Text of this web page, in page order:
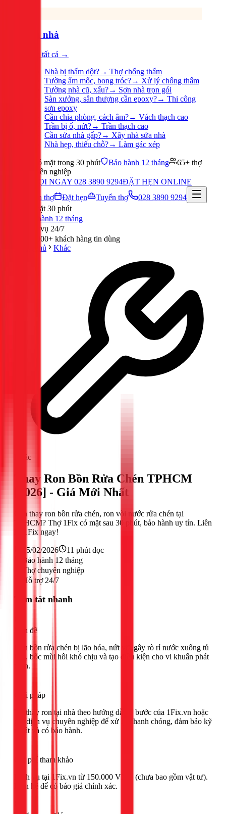
Sửa nhà
Xem tất cả →
Nhà bị thấm dột?→ Thợ chống thấm
Tường ẩm mốc, bong tróc?→ Xử lý chống thấm
Tường nhà cũ, xấu?→ Sơn nhà trọn gói
Sàn xưởng, sân thượng cần epoxy?→ Thi công
sơn epoxy
Cần chia phòng, cách âm?→ Vách thạch cao
Trần bị ố, nứt?→ Trần thạch cao
Cần sửa nhà gấp?→ Xây nhà sửa nhà
Nhà hẹp, thiếu chỗ?→ Làm gác xép
Có mặt trong 30 phút Bảo hành 12 tháng
65+ thợ
chuyên nghiệp
GỌI NGAY 028 3890 9294ĐẶT HẸN ONLINE
Tuyển thợ
Đặt hẹn Tuyển thợ
028 3890 9294
Có mặt 30 phút
Bảo hành 12 tháng
Phục vụ 24/7
300,000+ khách hàng tin dùng
Trang chủ
Khác
Khác
Thay Ron Bồn Rửa Chén TPHCM
[2026] - Giá Mới Nhất
Cần thay ron bồn rửa chén, ron vòi nước rửa chén tại
TPHCM? Thợ 1Fix có mặt sau 30 phút, bảo hành uy tín. Liên
hệ 1Fix ngay!
25/02/2026 11 phút đọc
Bảo hành 12 tháng
Thợ chuyên nghiệp
Hỗ trợ 24/7
Tóm tắt nhanh
Vấn đề
Ron bồn rửa chén bị lão hóa, nứt vỡ, gây rò rỉ nước xuống tủ
bếp, bốc mùi hôi khó chịu và tạo điều kiện cho vi khuẩn phát
triển.
Giải pháp
Tự thay ron tại nhà theo hướng dẫn 5 bước của 1Fix.vn hoặc
gọi dịch vụ chuyên nghiệp để xử lý nhanh chóng, đảm bảo kỹ
thuật và có bảo hành.
Chi phí tham khảo
Dịch vụ tại 1Fix.vn từ 150.000 VNĐ (chưa bao gồm vật tư).
Liên hệ để có báo giá chính xác.